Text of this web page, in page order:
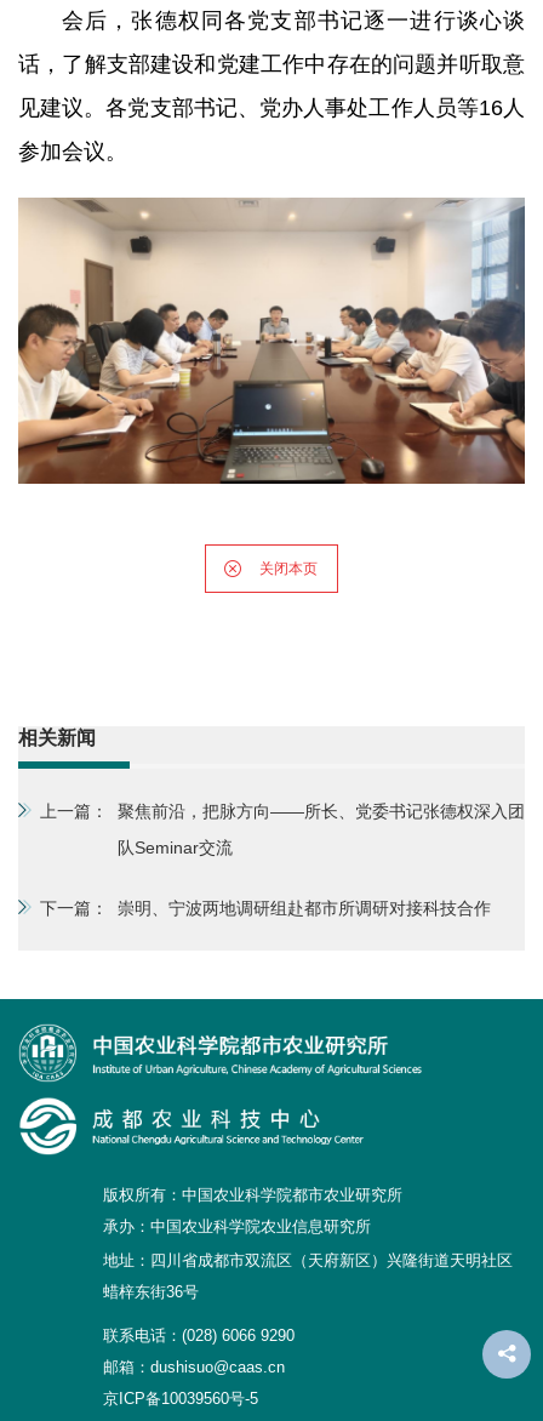
会后，张德权同各党支部书记逐一进行谈心谈
话，了解支部建设和党建工作中存在的问题并听取意
见建议。各党支部书记、党办人事处工作人员等16人
参加会议。
关闭本页
相关新闻
上一篇：
聚焦前沿，把脉方向——所长、党委书记张德权深入团
队Seminar交流
下一篇： 崇明、宁波两地调研组赴都市所调研对接科技合作
版权所有：中国农业科学院都市农业研究所
承办：中国农业科学院农业信息研究所
地址：四川省成都市双流区（天府新区）兴隆街道天明社区
蜡梓东街36号
联系电话：(028) 6066 9290
邮箱：dushisuo@caas.cn
京ICP备10039560号-5